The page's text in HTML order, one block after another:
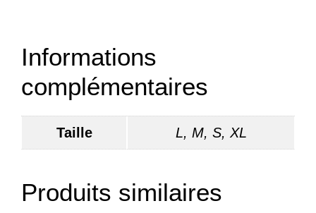
Informations
complémentaires
Taille L, M, S, XL
Produits similaires